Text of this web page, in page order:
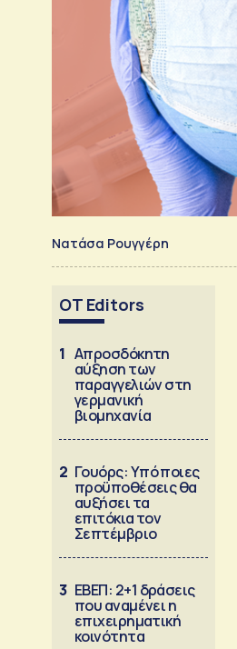
Νατάσα Ρουγγέρη
OT Editors
1 Απροσδόκητη
αύξηση των
παραγγελιών στη
γερμανική
βιομηχανία
2 Γουόρς: Υπό ποιες
προϋποθέσεις θα
αυξήσει τα
επιτόκια τον
Σεπτέμβριο
3 ΕΒΕΠ: 2+1 δράσεις
που αναμένει η
επιχειρηματική
κοινότητα